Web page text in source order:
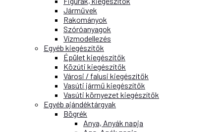
Járművek
Rakományok
Szóróanyagok
Vízmodellezés
Egyéb kiegészítők
Épület kiegészítők
Közúti kiegészítők
Városi / falusi kiegészítők
Vasúti jármű kiegészítők
Vasúti környezet kiegészítők
Egyéb ajándéktárgyak
Bögrék
Anya, Anyák napja